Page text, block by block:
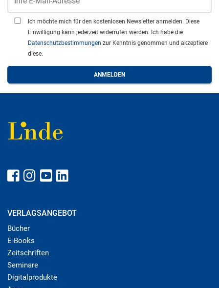
Ich möchte mich für den kostenlosen Newsletter anmelden. Diese
Einwilligung kann jederzeit widerrufen werden. Ich habe die
Datenschutzbestimmungen zur Kenntnis genommen und akzeptiere
diese.
VERLAGSANGEBOT
Bücher
E-Books
Zeitschriften
Seminare
Digitalprodukte